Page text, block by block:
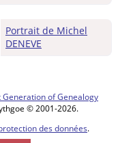
France
Portrait de Michel
DENEVE
Generation of Genealogy
© 2001-2026.
des données.